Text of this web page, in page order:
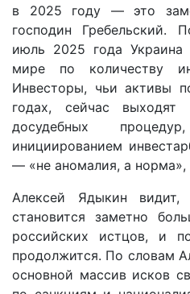
в 2025 году — это
господин Гребельский.
июль 2025 года
мире по количеству
Инвесторы, чьи активы
годах, сейчас
досудебных
инициированием
— «не аномалия, а норма»,
Алексей Ядыкин
становится заметно
российских истцов, и
продолжится. По словам
основной массив исков